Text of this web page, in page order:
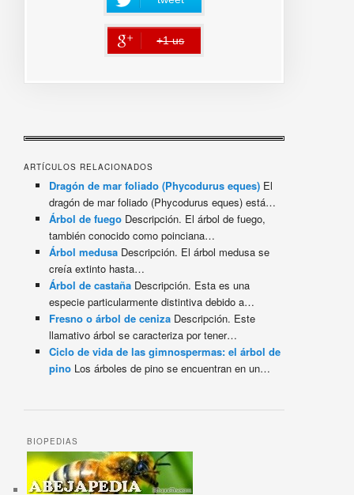
+1 us
error
ARTÍCULOS RELACIONADOS
Dragón de mar foliado (Phycodurus eques) El
dragón de mar foliado (Phycodurus eques) está…
Árbol de fuego Descripción. El árbol de fuego,
también conocido como poinciana…
Árbol medusa Descripción. El árbol medusa se
creía extinto hasta…
Árbol de castaña Descripción. Esta es una
especie particularmente distintiva debido a…
Fresno o árbol de ceniza Descripción. Este
llamativo árbol se caracteriza por tener…
Ciclo de vida de las gimnospermas: el árbol de
pino Los árboles de pino se encuentran en un…
BIOPEDIAS